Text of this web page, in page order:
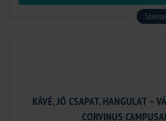
KÁVÉ, JÓ CSAPAT, HANGULAT –
CORVINUS